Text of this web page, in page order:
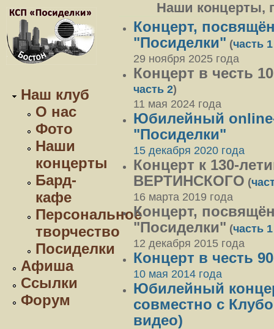
Наш клуб
О нас
Фото
Наши
концерты
Бард-
кафе
Персональное
творчество
Посиделки
Афиша
Ссылки
Форум
Наши концерты,
Концерт,
"Посиделки" (часть 1
29 ноября 2025 года
Концерт в честь
часть 2)
11 мая 2024 года
Юбилейный online-
"Посиделки"
15 декабря 2020 года
Концерт к 130-
ВЕРТИНСКОГО (
16 марта 2019 года
Концерт,
"Посиделки" (часть 1
12 декабря 2015 года
Концерт в честь
10 мая 2014 года
Юбилейный
совместно с
видео)